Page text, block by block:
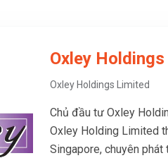
Oxley
Oxley Holdings Limited
Chủ đầu tư Oxley
Oxley Holding Limited
Singapore, chuyên